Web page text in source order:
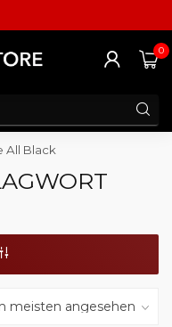
0
All Black